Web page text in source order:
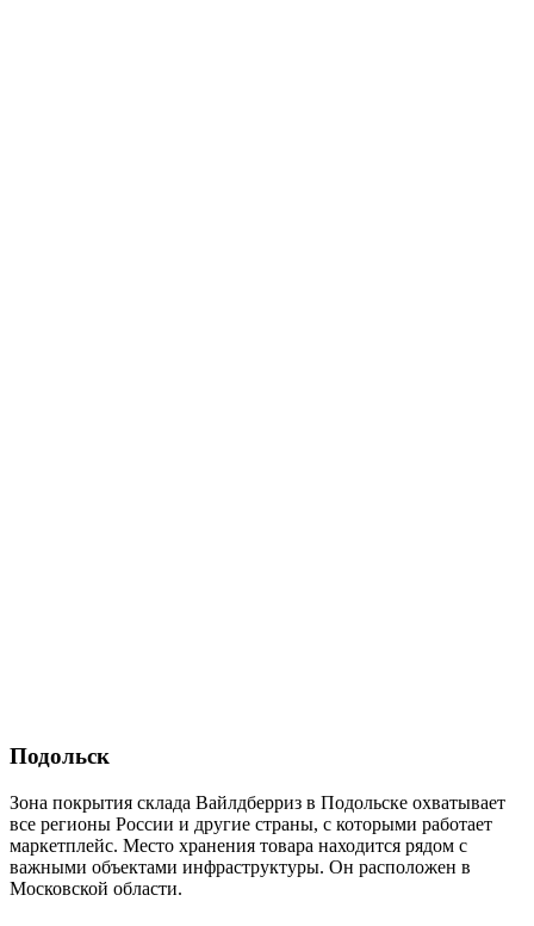
Подольск
Зона покрытия склада Вайлдберриз в Подольске охватывает
все регионы России и другие страны, с которыми работает
маркетплейс. Место хранения товара находится рядом с
важными объектами инфраструктуры. Он расположен в
Московской области.